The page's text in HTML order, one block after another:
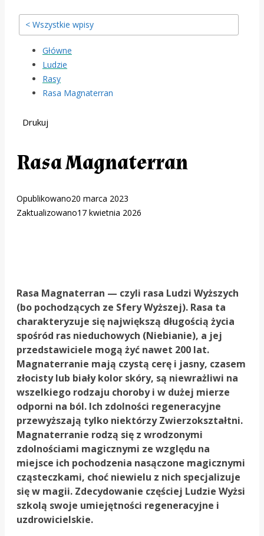
< Wszystkie wpisy
Główne
Ludzie
Rasy
Rasa Magnaterran
Drukuj
Rasa Magnaterran
Opublikowano20 marca 2023
Zaktualizowano17 kwietnia 2026
Rasa Magnaterran — czyli rasa Ludzi Wyższych
(bo pochodzących ze Sfery Wyższej). Rasa ta
charakteryzuje się największą długością życia
spośród ras nieduchowych (Niebianie), a jej
przedstawiciele mogą żyć nawet 200 lat.
Magnaterranie mają czystą cerę i jasny, czasem
złocisty lub biały kolor skóry, są niewrażliwi na
wszelkiego rodzaju choroby i w dużej mierze
odporni na ból. Ich zdolności regeneracyjne
przewyższają tylko niektórzy Zwierzokształtni.
Magnaterranie rodzą się z wrodzonymi
zdolnościami magicznymi ze względu na
miejsce ich pochodzenia nasączone magicznymi
cząsteczkami, choć niewielu z nich specjalizuje
się w magii. Zdecydowanie częściej Ludzie Wyżsi
szkolą swoje umiejętności regeneracyjne i
uzdrowicielskie.